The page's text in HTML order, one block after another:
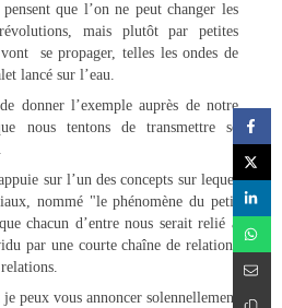
que l’on ne peut changer les
mais plutôt par petites
se propager, telles les ondes de
lancé sur l’eau.
donner l’exemple auprès de notre
nous tentons de transmettre se
sur l’un des concepts sur lequel
nommé "le phénomène du petit
chacun d’entre nous serait relié à
par une courte chaîne de relations
peux vous annoncer solennellement